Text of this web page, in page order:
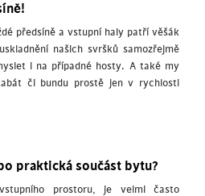
předsíně a vstupní haly patří věšák
našich svršků samozřejmě
i na případné hosty. A také my
či bundu prostě jen v rychlosti
praktická součást bytu?
prostoru, je velmi často